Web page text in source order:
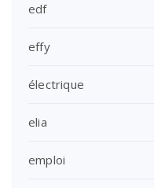
edf
effy
électrique
elia
emploi